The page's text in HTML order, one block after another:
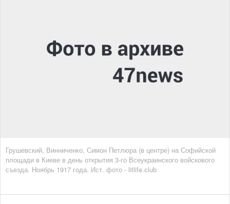
Грушевский, Винниченко, Симон Петлюра (в центре) на Софийской
площади в Киеве в день открытия 3-го Всеукраинского войскового
съезда. Ноябрь 1917 года. Ист. фото - litlife.club